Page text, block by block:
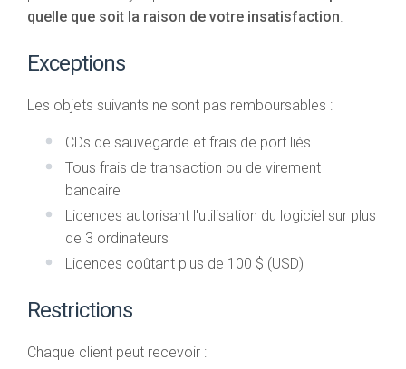
quelle que soit la raison de votre insatisfaction.
Exceptions
Les objets suivants ne sont pas remboursables :
CDs de sauvegarde et frais de port liés
Tous frais de transaction ou de virement
bancaire
Licences autorisant l'utilisation du logiciel sur plus
de 3 ordinateurs
Licences coûtant plus de 100 $ (USD)
Restrictions
Chaque client peut recevoir :